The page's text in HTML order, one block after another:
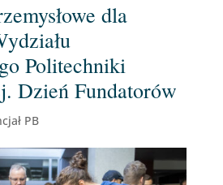
dla
Politechniki
Dzień Fundatorów
PB